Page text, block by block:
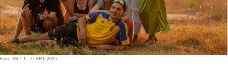
Foto: VRT 1 - © VRT 2025